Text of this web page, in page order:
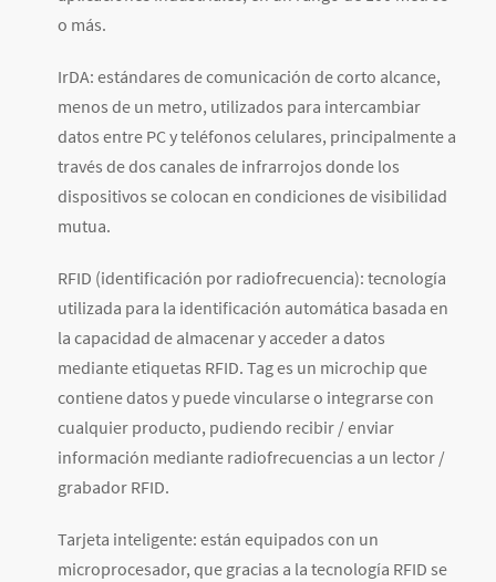
o más.
IrDA: estándares de comunicación de corto alcance,
menos de un metro, utilizados para intercambiar
datos entre PC y teléfonos celulares, principalmente a
través de dos canales de infrarrojos donde los
dispositivos se colocan en condiciones de visibilidad
mutua.
RFID (identificación por radiofrecuencia): tecnología
utilizada para la identificación automática basada en
la capacidad de almacenar y acceder a datos
mediante etiquetas RFID. Tag es un microchip que
contiene datos y puede vincularse o integrarse con
cualquier producto, pudiendo recibir / enviar
información mediante radiofrecuencias a un lector /
grabador RFID.
Tarjeta inteligente: están equipados con un
microprocesador, que gracias a la tecnología RFID se